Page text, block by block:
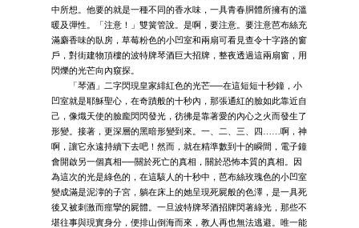
中所想。他要的就是一種不同的香水味，一具青春胴體所擁有的溫
暖及彈性。「注意！」雙簧管說。是啊，要注意。要注意芭布絲充
滿麝香味的臥房，草莓粉色的小凹室和兩扇可看見查令十字路的窗
戶，對街建物頂樓的波特牌琴酒巨大招牌，整夜透過這兩扇窗，用
閃爍的光芒向內窺探。
「琴酒」二字閃現皇家緋紅色的光芒──在這短短十秒鐘，小
凹室就是耶穌聖心，在奇蹟般的十秒內，那張通紅的臉如此靠近自
己，像熾天使的臉龐閃閃發光，彷彿是靠著愛的內心之火而發生了
形變。接著，更深層的黑暗形變到來。一、二、三、四……啊，神
啊，讓它永遠持續下去吧！然而，就在精準數到十的瞬間，電子鐘
會開啟另一個真相──關於死亡的真相，關於恐怖本質的真相。因
為這次的光是綠色的，在這駭人的十秒中，芭布絲玫瑰色的小凹室
變成滿是泥濘的子宮，躺在床上的她呈現死屍般的色澤，是一具死
後又被刺激而痙攣的屍體。一旦波特牌琴酒招牌閃著綠光，那些不
堪往事與現實身分，便排山倒海而來，教人再也無法逃避。唯一能